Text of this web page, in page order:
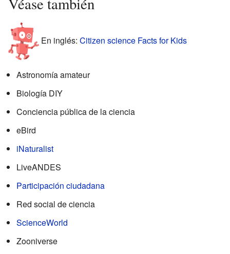
En inglés: Citizen science Facts for Kids
Astronomía amateur
Biología DIY
Conciencia pública de la ciencia
eBird
iNaturalist
LiveANDES
Participación ciudadana
Red social de ciencia
ScienceWorld
Zooniverse